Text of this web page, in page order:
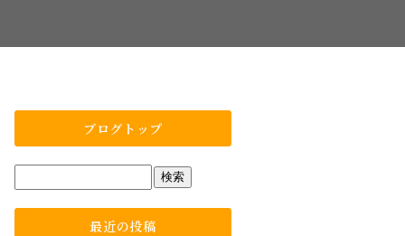
ブログトップ
最近の投稿